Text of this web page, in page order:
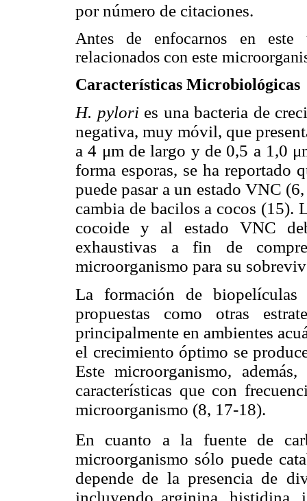
por número de citaciones.
Antes de enfocarnos en este
relacionados con este
Características Microbiológicas
H. pylori es una bacteria de
negativa, muy móvil, que
a 4 μm de largo y de 0,5 a 1,0
forma esporas, se ha reportado
puede pasar a un estado VNC
cambia de bacilos a cocos (15).
cocoide y al estado VNC
exhaustivas a fin de
microorganismo para su
La formación de
propuestas como otras
principalmente en ambientes
el crecimiento óptimo se
Este microorganismo,
características que con
microorganismo (8, 17-18).
En cuanto a la fuente de
microorganismo sólo puede
depende de la presencia de
incluyendo arginina, histidina,